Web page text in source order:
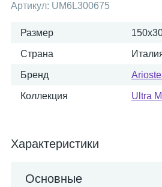
Артикул: UM6L300675
Размер
Страна
Бренд
Коллекция Ultra
Характеристики
Основные